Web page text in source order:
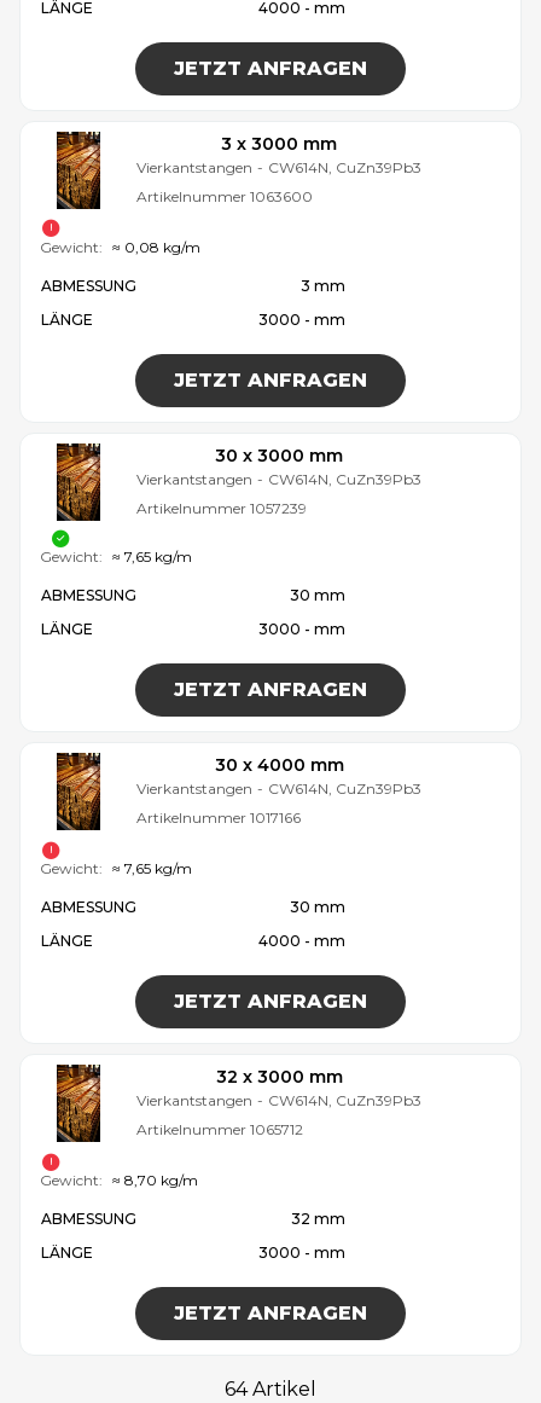
LÄNGE 4000 - mm
JETZT ANFRAGEN
3 x 3000 mm
Vierkantstangen - CW614N, CuZn39Pb3
Artikelnummer 1063600
ABMESSUNG
3 mm
LÄNGE
3000 - mm
JETZT ANFRAGEN
Gewicht: ≈ 0,08 kg/m
30 x 3000 mm
Vierkantstangen - CW614N, CuZn39Pb3
Artikelnummer 1057239
ABMESSUNG
30 mm
LÄNGE
3000 - mm
JETZT ANFRAGEN
Gewicht: ≈ 7,65 kg/m
30 x 4000 mm
Vierkantstangen - CW614N, CuZn39Pb3
Artikelnummer 1017166
ABMESSUNG
30 mm
LÄNGE
4000 - mm
JETZT ANFRAGEN
Gewicht: ≈ 7,65 kg/m
32 x 3000 mm
Vierkantstangen - CW614N, CuZn39Pb3
Artikelnummer 1065712
ABMESSUNG
32 mm
LÄNGE
3000 - mm
JETZT ANFRAGEN
Gewicht: ≈ 8,70 kg/m
64 Artikel